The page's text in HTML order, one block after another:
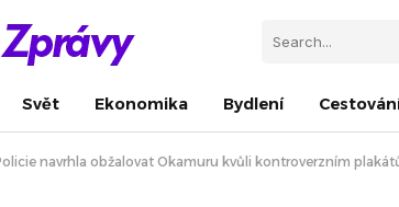
Svět Ekonomika Bydlení
navrhla obžalovat Okamuru kvůli kontroverzním